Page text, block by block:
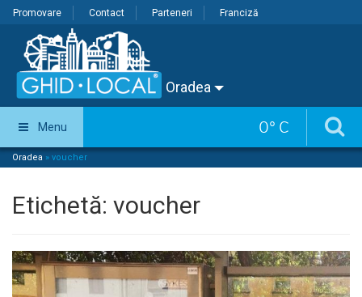
Promovare Contact Parteneri Franciză
Oradea
0° C
Menu
Oradea » voucher
Etichetă: voucher